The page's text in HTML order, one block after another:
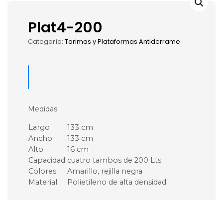
Plat4-200
Categoría: Tarimas y Plataformas Antiderrame
Medidas:
Largo
133 cm
Ancho
133 cm
Alto
16 cm
Capacidad cuatro tambos de 200 Lts
Colores
Amarillo, rejilla negra
Material
Polietileno de alta densidad